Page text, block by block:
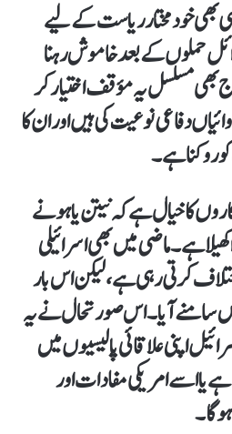
بھی خودمختار ریاست کے لیے
حملوں کے بعد خاموش رہنا
بھی مسلسل یہ مؤقف اختیار کر
دفاعی نوعیت کی ہیں اور ان کا
روکنا ہے۔
کا خیال ہے کہ نیتن یاہو نے
ہے۔ ماضی میں بھی اسرائیلی
کرتی رہی ہے، لیکن اس بار
سامنے آیا۔ اس صورتحال نے یہ
اپنی علاقائی پالیسیوں میں
یا اسے امریکی مفادات اور